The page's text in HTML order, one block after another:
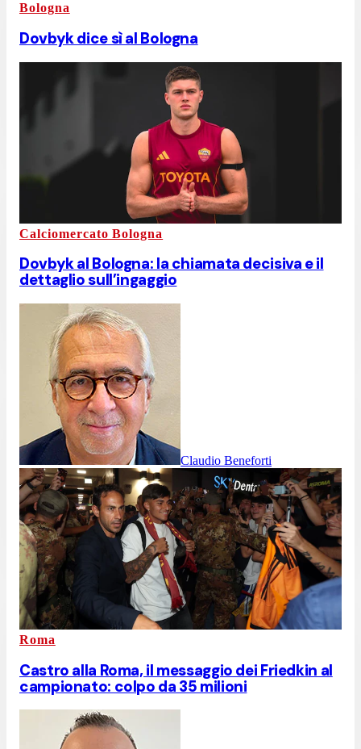
Bologna
Dovbyk dice sì al Bologna
Calciomercato Bologna
Dovbyk al Bologna: la chiamata decisiva e il
dettaglio sull’ingaggio
Claudio Beneforti
Roma
Castro alla Roma, il messaggio dei Friedkin al
campionato: colpo da 35 milioni